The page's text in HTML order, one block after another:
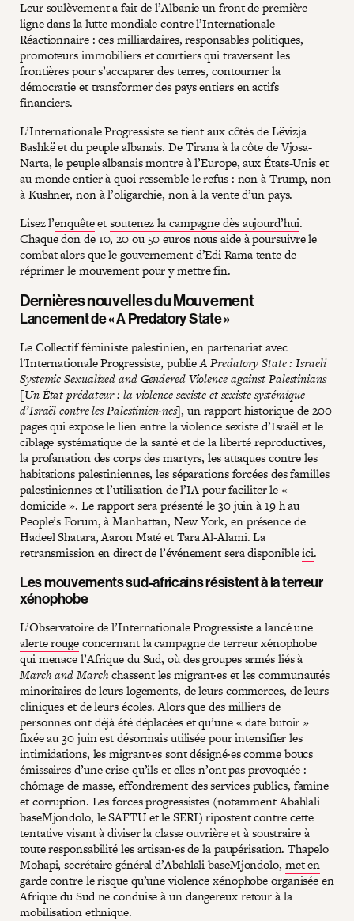
Leur soulèvement a fait de l’Albanie un front de première
ligne dans la lutte mondiale contre l’Internationale
Réactionnaire : ces milliardaires, responsables politiques,
promoteurs immobiliers et courtiers qui traversent les
frontières pour s’accaparer des terres, contourner la
démocratie et transformer des pays entiers en actifs
financiers.
L’Internationale Progressiste se tient aux côtés de Lëvizja
Bashkë et du peuple albanais. De Tirana à la côte de Vjosa-
Narta, le peuple albanais montre à l’Europe, aux États-Unis et
au monde entier à quoi ressemble le refus : non à Trump, non
à Kushner, non à l’oligarchie, non à la vente d’un pays.
Lisez l’enquêteetsoutenez la campagne dès aujourd’hui.
Chaque don de 10, 20 ou 50 euros nous aide à poursuivre le
combat alors que le gouvernement d’Edi Rama tente de
réprimer le mouvement pour y mettre fin.
Dernières nouvelles du Mouvement
Lancement de « A Predatory State »
Le Collectif féministe palestinien, en partenariat avec
l'Internationale Progressiste, publieA Predatory State : Israeli
Systemic Sexualized and Gendered Violence against Palestinians
[Un État prédateur : la violence sexiste et sexiste systémique
d’Israël contre les Palestinien·nes], un rapport historique de 200
pages qui expose le lien entre la violence sexiste d’Israël et le
ciblage systématique de la santé et de la liberté reproductives,
la profanation des corps des martyrs, les attaques contre les
habitations palestiniennes, les séparations forcées des familles
palestiniennes et l’utilisation de l’IA pour faciliter le «
domicide ». Le rapport sera présenté le 30 juin à 19 h au
People’s Forum, à Manhattan, New York, en présence de
Hadeel Shatara, Aaron Maté et Tara Al-Alami. La
retransmission en direct de l’événement sera disponibleici.
Les mouvements sud-africains résistent à la terreur
xénophobe
L’Observatoire de l’Internationale Progressiste a lancé une
alerte rougeconcernant la campagne de terreur xénophobe
qui menace l’Afrique du Sud, où des groupes armés liés à
March and Marchchassent les migrant·es et les communautés
minoritaires de leurs logements, de leurs commerces, de leurs
cliniques et de leurs écoles. Alors que des milliers de
personnes ont déjà été déplacées et qu’une « date butoir »
fixée au 30 juin est désormais utilisée pour intensifier les
intimidations, les migrant·es sont désigné·es comme boucs
émissaires d’une crise qu’ils et elles n’ont pas provoquée :
chômage de masse, effondrement des services publics, famine
et corruption. Les forces progressistes (notamment Abahlali
baseMjondolo, le SAFTU et le SERI) ripostent contre cette
tentative visant à diviser la classe ouvrière et à soustraire à
toute responsabilité les artisan·es de la paupérisation. Thapelo
Mohapi, secrétaire général d’Abahlali baseMjondolo, met en
gardecontre le risque qu’une violence xénophobe organisée en
Afrique du Sud ne conduise à un dangereux retour à la
mobilisation ethnique.